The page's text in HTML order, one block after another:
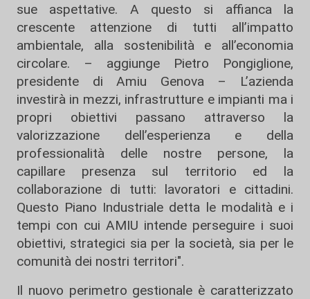
sue aspettative. A questo si affianca la
crescente attenzione di tutti all’impatto
ambientale, alla sostenibilità e all’economia
circolare. – aggiunge Pietro Pongiglione,
presidente di Amiu Genova – L’azienda
investirà in mezzi, infrastrutture e impianti ma i
propri obiettivi passano attraverso la
valorizzazione dell’esperienza e della
professionalità delle nostre persone, la
capillare presenza sul territorio ed la
collaborazione di tutti: lavoratori e cittadini.
Questo Piano Industriale detta le modalità e i
tempi con cui AMIU intende perseguire i suoi
obiettivi, strategici sia per la società, sia per le
comunità dei nostri territori".
Il nuovo perimetro gestionale è caratterizzato